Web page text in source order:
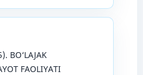
BO‘LAJAK
FАОLIYАTI